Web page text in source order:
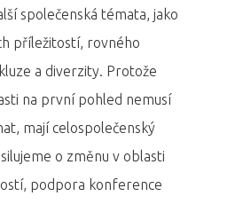
společenská témata, jako
příležitostí, rovného
a diverzity. Protože
na první pohled nemusí
mají celospolečenský
o změnu v oblasti
podpora konference